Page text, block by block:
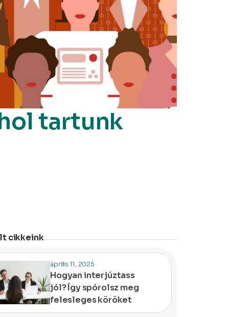
tartunk
cikkeink
április 11, 2025
Hogyan interjúztass
jól? Így spórolsz meg
felesleges köröket